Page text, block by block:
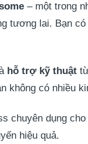
– một trong
tương lai. Bạn
hỗ trợ kỹ thuật
không có nhiều
chuyên dụng
hiệu quả.